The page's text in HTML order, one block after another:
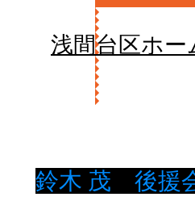
浅間台区ホー
鈴木 茂 後援